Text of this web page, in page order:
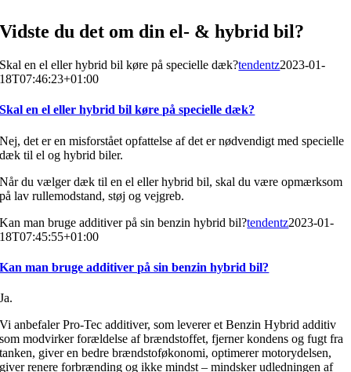
Vidste du det om din el- & hybrid bil?
Skal en el eller hybrid bil køre på specielle dæk?tendentz2023-01-
18T07:46:23+01:00
Skal en el eller hybrid bil køre på specielle dæk?
Nej, det er en misforstået opfattelse af det er nødvendigt med specielle
dæk til el og hybrid biler.
Når du vælger dæk til en el eller hybrid bil, skal du være opmærksom
på lav rullemodstand, støj og vejgreb.
Kan man bruge additiver på sin benzin hybrid bil?tendentz2023-01-
18T07:45:55+01:00
Kan man bruge additiver på sin benzin hybrid bil?
Ja.
Vi anbefaler Pro-Tec additiver, som leverer et Benzin Hybrid additiv
som modvirker forældelse af brændstoffet, fjerner kondens og fugt fra
tanken, giver en bedre brændstoføkonomi, optimerer motorydelsen,
giver renere forbrænding og ikke mindst – mindsker udledningen af